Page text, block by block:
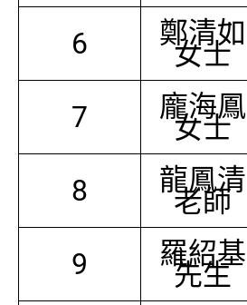
6 鄭清如
女士
7 龐海鳳
女士
8 龍鳳清
老師
9 羅紹基
先生